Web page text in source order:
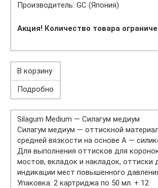
Производитель: GC (Япония)
Акция! Количество товара
В корзину
Подробно
Silagum Medium — Силагум медиум
Силагум медиум — оттискной материал
средней вязкости на основе А —
Для выполнения оттисков для
мостов, вкладок и накладок, оттиски
индикации мест повышенного
Упаковка: 2 картриджа по 50 мл. + 12